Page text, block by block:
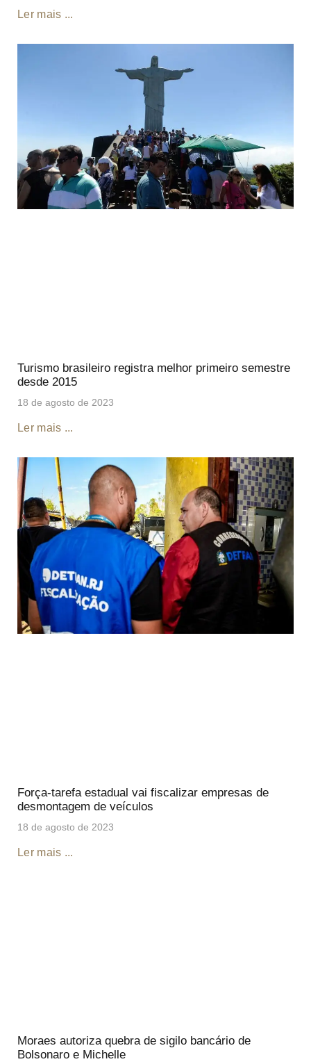
Ler mais ...
Turismo brasileiro registra melhor primeiro semestre
desde 2015
18 de agosto de 2023
Ler mais ...
Força-tarefa estadual vai fiscalizar empresas de
desmontagem de veículos
18 de agosto de 2023
Ler mais ...
Moraes autoriza quebra de sigilo bancário de
Bolsonaro e Michelle